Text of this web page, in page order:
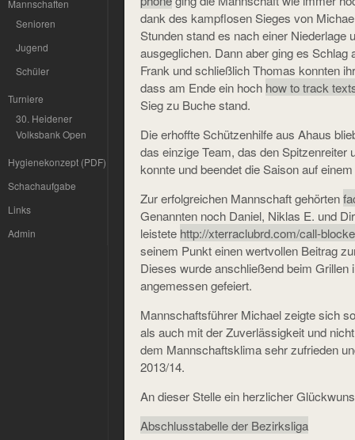
Mannschaften
Senioren
Jugend
Schüler
Turniere
30. Heidener
Volksbank Open
Hygienekonzept (PDF)
Schachaufgabe
Links
Admin
dank des kampflosen Sieges von
Stunden stand es nach einer Niederlage
ausgeglichen. Dann aber ging es
Frank und schließlich Thomas konnten
dass am Ende ein hoch how to track
Sieg zu Buche stand.
Die erhoffte Schützenhilfe aus Ahaus
das einzige Team, das den
konnte und beendet die Saison auf
Zur erfolgreichen Mannschaft gehörten
Genannten noch Daniel, Niklas E. und
leistete http://xterraclubrd.com/call-
seinem Punkt einen wertvollen Beitrag
Dieses wurde anschließend beim Grillen
angemessen gefeiert.
Mannschaftsführer Michael zeigte sich
als auch mit der Zuverlässigkeit und
dem Mannschaftsklima sehr zufrieden
2013/14.
An dieser Stelle ein herzlicher
Abschlusstabelle der Bezirksliga